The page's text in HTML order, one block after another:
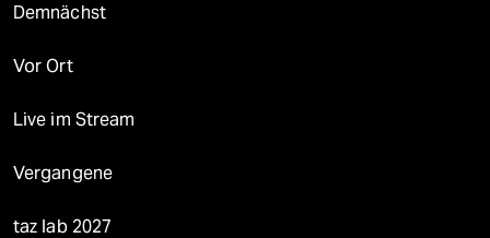
Demnächst
Vor Ort
Live im Stream
Vergangene
taz lab 2027